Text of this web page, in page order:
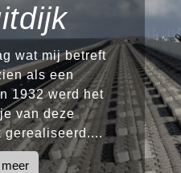
wat mij betreft
als een
1932 werd het
van deze
gerealiseerd....